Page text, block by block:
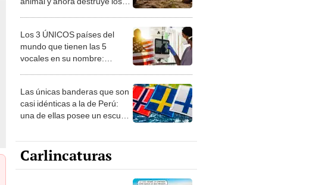
Los 3 ÚNICOS países del
mundo que tienen las 5
vocales en su nombre:
Las únicas banderas que son
casi idénticas a la de Perú:
una de ellas posee un escudo
Carlincaturas